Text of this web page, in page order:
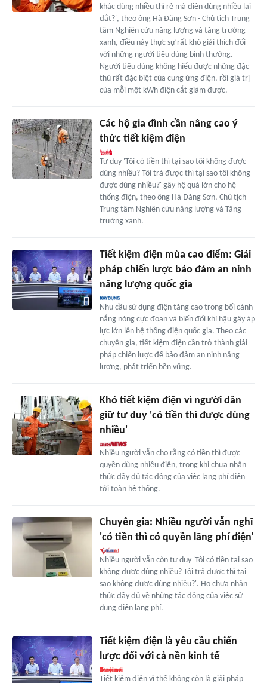
khác dùng nhiều thì rẻ mà điện dùng nhiều lại
đắt?', theo ông Hà Đăng Sơn - Chủ tịch Trung
tâm Nghiên cứu năng lượng và tăng trưởng
xanh, điều này thực sự rất khó giải thích đối
với những người tiêu dùng bình thường.
Người tiêu dùng không hiểu được những đặc
thù rất đặc biệt của cung ứng điện, rồi giá trị
của mỗi một kWh điện cắt giảm được.
Các hộ gia đình cần nâng cao ý
thức tiết kiệm điện
Tư duy 'Tôi có tiền thì tại sao tôi không được
dùng nhiều? Tôi trả được thì tại sao tôi không
được dùng nhiều?' gây hệ quả lớn cho hệ
thống điện, theo ông Hà Đăng Sơn, Chủ tịch
Trung tâm Nghiên cứu năng lượng và Tăng
trưởng xanh.
Tiết kiệm điện mùa cao điểm: Giải
pháp chiến lược bảo đảm an ninh
năng lượng quốc gia
Nhu cầu sử dụng điện tăng cao trong bối cảnh
nắng nóng cực đoan và biến đổi khí hậu gây áp
lực lớn lên hệ thống điện quốc gia. Theo các
chuyên gia, tiết kiệm điện cần trở thành giải
pháp chiến lược để bảo đảm an ninh năng
lượng, phát triển bền vững.
Khó tiết kiệm điện vì người dân
giữ tư duy 'có tiền thì được dùng
nhiều'
Nhiều người vẫn cho rằng có tiền thì được
quyền dùng nhiều điện, trong khi chưa nhận
thức đầy đủ tác động của việc lãng phí điện
tới toàn hệ thống.
Chuyên gia: Nhiều người vẫn nghĩ
'có tiền thì có quyền lãng phí điện'
Nhiều người vẫn còn tư duy 'Tôi có tiền tại sao
không được dùng nhiều? Tôi trả được thì tại
sao không được dùng nhiều?'. Họ chưa nhận
thức đầy đủ về những tác động của việc sử
dụng điện lãng phí.
Tiết kiệm điện là yêu cầu chiến
lược đối với cả nền kinh tế
Tiết kiệm điện vì thế không còn là giải pháp